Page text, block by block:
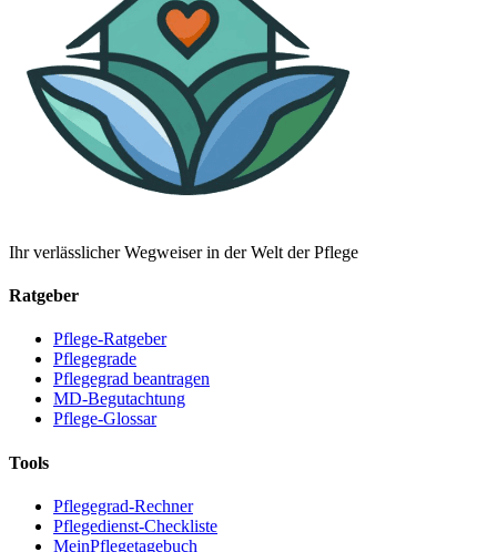
Ihr verlässlicher Wegweiser in der Welt der Pflege
Ratgeber
Pflege-Ratgeber
Pflegegrade
Pflegegrad beantragen
MD-Begutachtung
Pflege-Glossar
Tools
Pflegegrad-Rechner
Pflegedienst-Checkliste
MeinPflegetagebuch